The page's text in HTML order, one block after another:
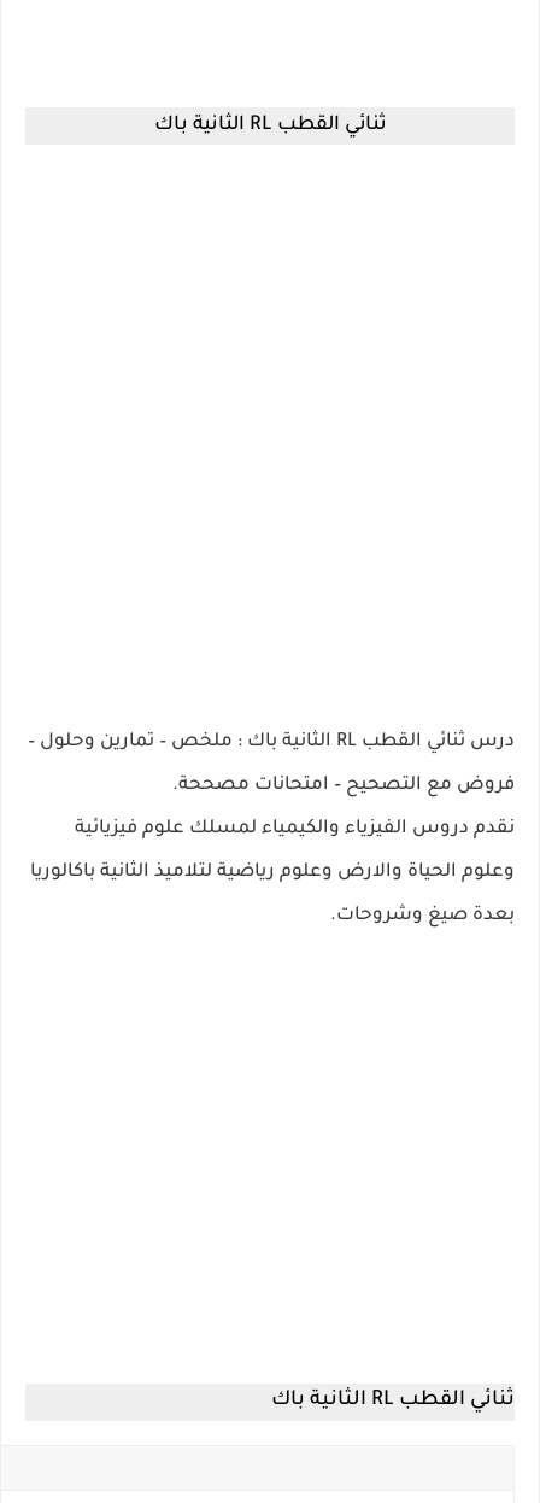
ثنائي القطب RL الثانية باك
درس ثنائي القطب RL الثانية باك : ملخص – تمارين وحلول –
فروض مع التصحيح – امتحانات مصححة.
نقدم دروس الفيزياء والكيمياء لمسلك علوم فيزيائية
وعلوم الحياة والارض وعلوم رياضية لتلاميذ الثانية باكالوريا
بعدة صيغ وشروحات.
ثنائي القطب RL الثانية باك